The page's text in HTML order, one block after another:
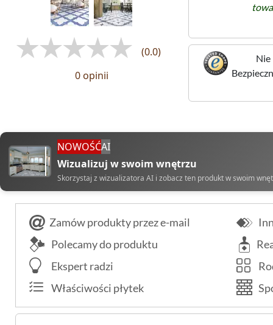
(0.0)
0 opinii
Nie
NOWOŚĆAI
Wizualizuj w swoim wnętrzu
Skorzystaj z wizualizatora AI i zobacz ten produkt w swoim
Zamów produkty przez e-mail
Polecamy do produktu
Ekspert radzi
Właściwości płytek